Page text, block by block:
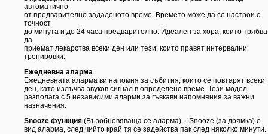
автоматично
от предварително зададеното време. Времето може да се настрои с
точност
до минута и до 24 часа предварително. Идеален за хора, които трябва
да
приемат лекарства всеки ден или тези, които правят интервални
тренировки.
Ежедневна аларма
Ежедневната аларма ви напомня за събития, които се повтарят всеки
ден, като излъчва звуков сигнал в определено време. Този модел
разполага с 5 независими аларми за гъвкави напомняния за важни
назначения.
Snooze функция (Възобновяваща се аларма) – Snooze (за дрямка) е
вид аларма, след чийто край тя се задейства пак след няколко минути.